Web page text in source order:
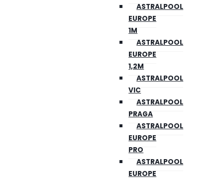
ASTRALPOOL
EUROPE
1M
ASTRALPOOL
EUROPE
1,2M
ASTRALPOOL
VIC
ASTRALPOOL
PRAGA
ASTRALPOOL
EUROPE
PRO
ASTRALPOOL
EUROPE